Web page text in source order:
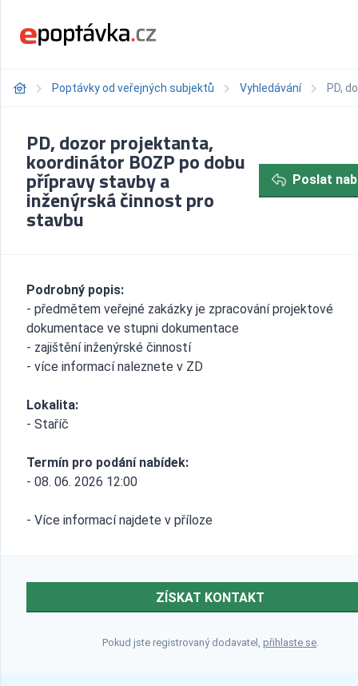
Poptávky od veřejných subjektů Vyhledávání PD,
PD, dozor projektanta,
koordinátor BOZP po dobu
přípravy stavby a
inženýrská činnost pro
stavbu
Poslat
Podrobný popis:
- předmětem veřejné zakázky je zpracování projektové
dokumentace ve stupni dokumentace
- zajištění inženýrské činností
- více informací naleznete v ZD
Lokalita:
- Staříč
Termín pro podání nabídek:
- 08. 06. 2026 12:00
- Více informací najdete v příloze
ZÍSKAT KONTAKT
Pokud jste registrovaný dodavatel, přihlaste se.